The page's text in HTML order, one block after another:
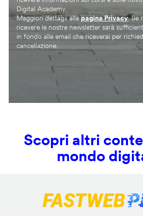
Digital Academy.
Maggiori dettagli allapagina Privacy. Se
ricevere le nostre newsletter sarà
in fondo alle email che riceverai per
cancellazione.
Scopri altri
mondo